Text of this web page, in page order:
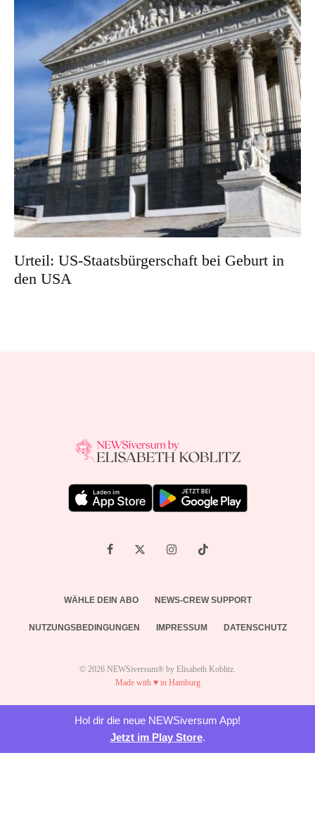
Urteil: US-Staatsbürgerschaft bei Geburt in
den USA
WÄHLE DEIN ABO NEWS-CREW SUPPORT
NUTZUNGSBEDINGUNGEN IMPRESSUM DATENSCHUTZ
© 2026 NEWSiversum® by Elisabeth Koblitz.
Made with ♥ in Hamburg
Hol dir die neue NEWSiversum App!
Jetzt im Play Store.